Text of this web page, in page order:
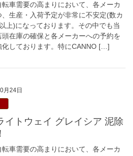
車需要の高まりにおいて、各メーカ
、生産・入荷予定が非常に不安定(数カ
上)になっております。その中でも当
頭在庫の確保と各メーカーへの予約を
化しております。特にCANNO […]
月24日
車需要の高まりにおいて、各メーカ